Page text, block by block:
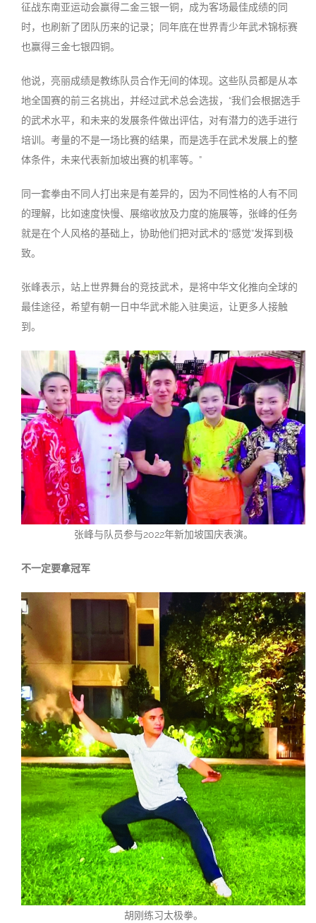
征战东南亚运动会赢得二金三银一铜，成为客场最佳成绩的同
时，也刷新了团队历来的记录；同年底在世界青少年武术锦标赛
也赢得三金七银四铜。
他说，亮丽成绩是教练队员合作无间的体现。这些队员都是从本
地全国赛的前三名挑出，并经过武术总会选拔，“我们会根据选手
的武术水平，和未来的发展条件做出评估，对有潜力的选手进行
培训。考量的不是一场比赛的结果，而是选手在武术发展上的整
体条件，未来代表新加坡出赛的机率等。”
同一套拳由不同人打出来是有差异的，因为不同性格的人有不同
的理解，比如速度快慢、展缩收放及力度的施展等，张峰的任务
就是在个人风格的基础上，协助他们把对武术的“感觉”发挥到极
致。
张峰表示，站上世界舞台的竞技武术，是将中华文化推向全球的
最佳途径，希望有朝一日中华武术能入驻奥运，让更多人接触
到。
张峰与队员参与2022年新加坡国庆表演。
不一定要拿冠军
胡刚练习太极拳。